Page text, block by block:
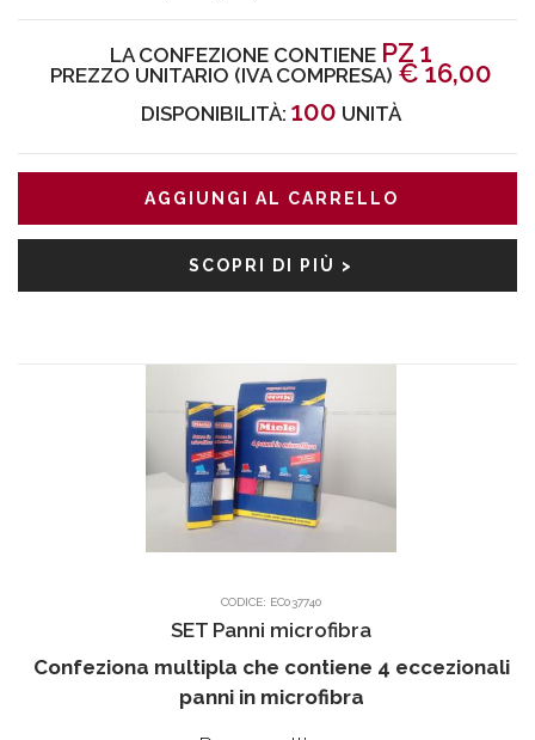
LA CONFEZIONE CONTIENE PZ 1
PREZZO UNITARIO (IVA COMPRESA) €16,00
DISPONIBILITÀ:100 UNITÀ
AGGIUNGI AL CARRELLO
SCOPRI DI PIÙ >
CODICE: EC037740
SET Panni microfibra
Confeziona multipla che contiene 4 eccezionali
panni in microfibra